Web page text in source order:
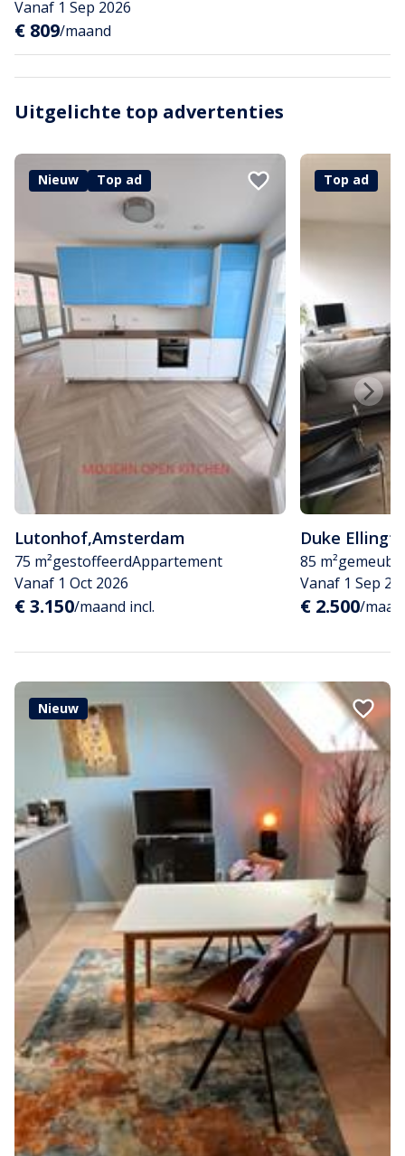
Vanaf 1 Sep 2026
€ 809/maand
Uitgelichte top advertenties
Nieuw Top ad
Lutonhof,Amsterdam
75 m²gestoffeerdAppartement
Vanaf 1 Oct 2026
€ 3.150/maand incl.
Top ad
Duke
85 m²
Vanaf 1 Sep
€ 2.500/
Nieuw